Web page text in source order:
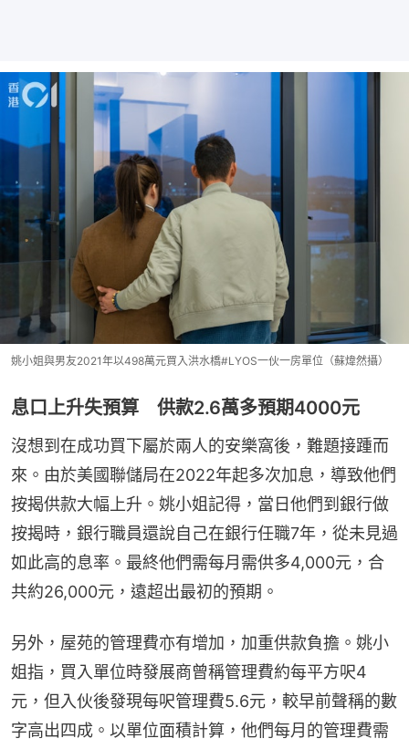
姚小姐與男友2021年以498萬元買入洪水橋#LYOS一伙一房單位（蘇煒然攝）
息口上升失預算 供款2.6萬多預期4000元
沒想到在成功買下屬於兩人的安樂窩後，難題接踵而
來。由於美國聯儲局在2022年起多次加息，導致他們
按揭供款大幅上升。姚小姐記得，當日他們到銀行做
按揭時，銀行職員還說自己在銀行任職7年，從未見過
如此高的息率。最終他們需每月需供多4,000元，合
共約26,000元，遠超出最初的預期。
另外，屋苑的管理費亦有增加，加重供款負擔。姚小
姐指，買入單位時發展商曾稱管理費約每平方呎4
元，但入伙後發現每呎管理費5.6元，較早前聲稱的數
字高出四成。以單位面積計算，他們每月的管理費需